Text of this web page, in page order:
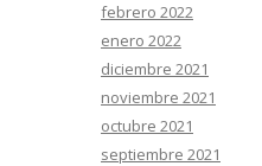
febrero 2022
enero 2022
diciembre 2021
noviembre 2021
octubre 2021
septiembre 2021